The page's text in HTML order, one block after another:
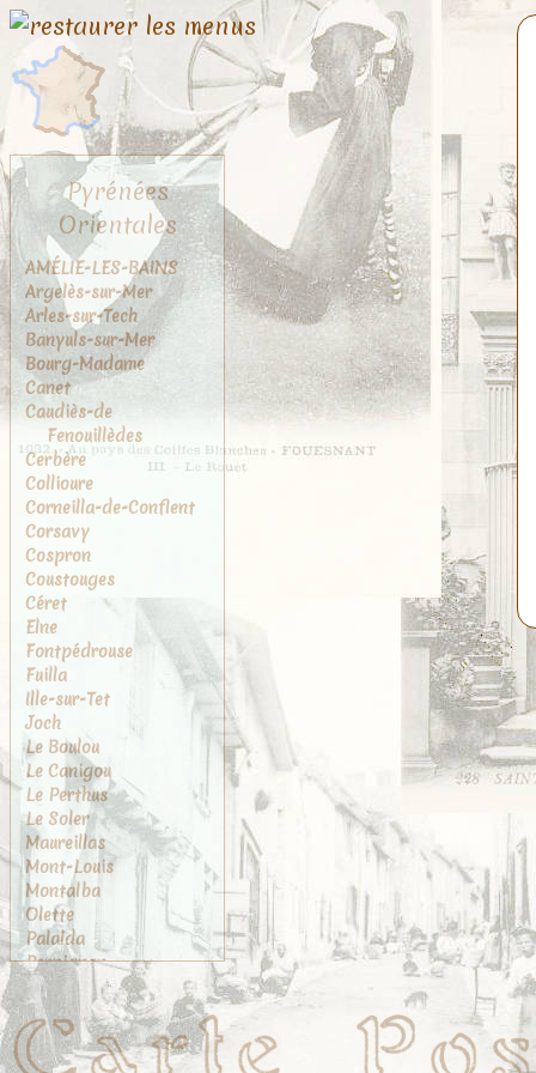
Pyrénées
Orientales
AMÉLIE-LES-BAINS
Argelès-sur-Mer
Arles-sur-Tech
Banyuls-sur-Mer
Bourg-Madame
Canet
Caudiès-de
Fenouillèdes
Cerbère
Collioure
Corneilla-de-Conflent
Corsavy
Cospron
Coustouges
Céret
Elne
Fontpédrouse
Fuilla
Ille-sur-Tet
Joch
Le Boulou
Le Canigou
Le Perthus
Le Soler
Maureillas
Mont-Louis
Montalba
Olette
Palalda
Perpignan
Port-Vendres
Prades
Prats-de-Mollo
Rivesaltes